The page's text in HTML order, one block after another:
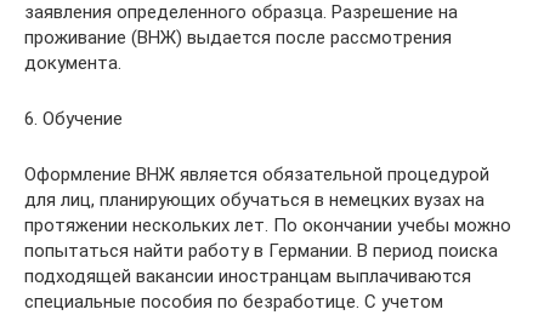
заявления определенного образца. Разрешение на
проживание (ВНЖ) выдается после рассмотрения
документа.
6. Обучение
Оформление ВНЖ является обязательной процедурой
для лиц, планирующих обучаться в немецких вузах на
протяжении нескольких лет. По окончании учебы можно
попытаться найти работу в Германии. В период поиска
подходящей вакансии иностранцам выплачиваются
специальные пособия по безработице. С учетом